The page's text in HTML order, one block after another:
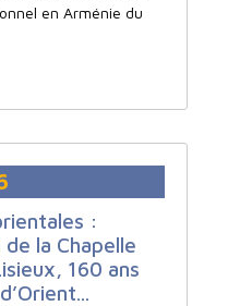
en Arménie du
:
la Chapelle
160 ans